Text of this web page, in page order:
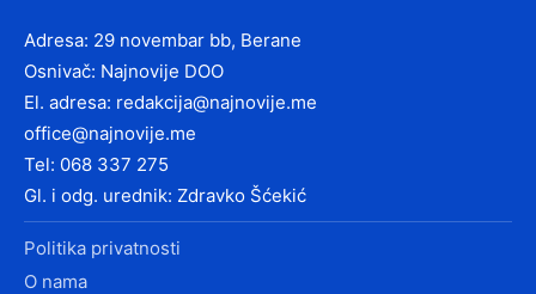
Adresa: 29 novembar bb, Berane
Osnivač: Najnovije DOO
El. adresa: redakcija@najnovije.me
office@najnovije.me
Tel: 068 337 275
Gl. i odg. urednik: Zdravko Šćekić
Politika privatnosti
O nama